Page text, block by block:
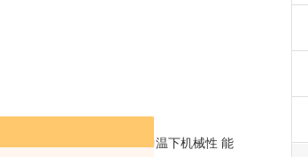
打孔或模具加工而成。在中温下机械性 能